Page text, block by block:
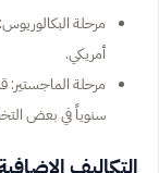
أمريكي.
سنوياً في بعض
التكاليف